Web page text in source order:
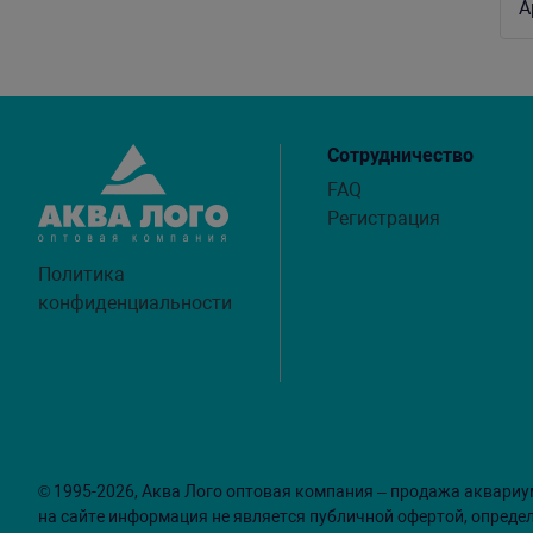
Политика
конфиденциальности
Сотрудничество
FAQ
Регистрация
© 1995-2026, Аква Лого оптовая компания – продажа
на сайте информация не является публичной офертой,